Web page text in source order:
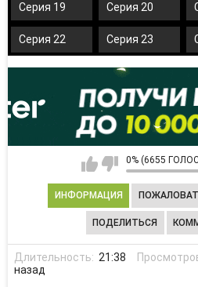
Серия 19 Серия 20
Серия 22 Серия 23
0% (6655
ИНФОРМАЦИЯ
ПОДЕЛИТЬСЯ
Длительность: 21:38
назад